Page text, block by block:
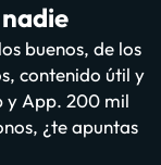
buenos, de los
contenido útil y
y App. 200 mil
¿te apuntas